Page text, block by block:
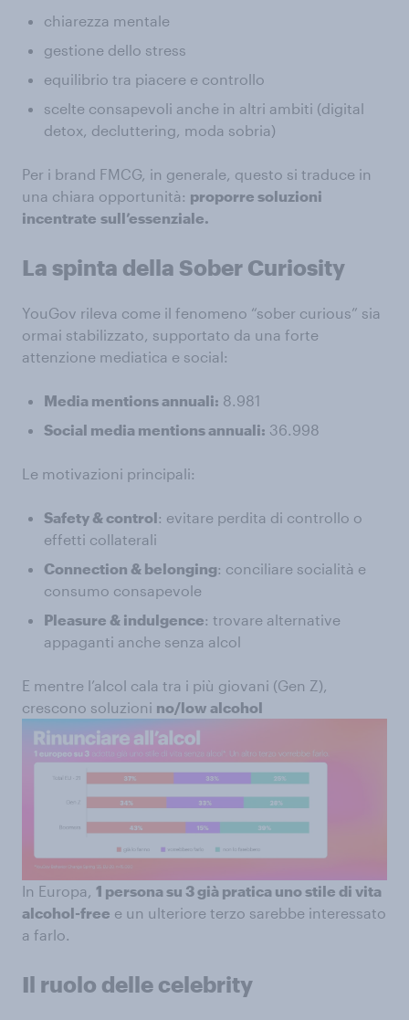
chiarezza mentale
gestione dello stress
equilibrio tra piacere e controllo
scelte consapevoli anche in altri ambiti (digital
detox, decluttering, moda sobria)
Per i brand FMCG, in generale, questo si traduce in
una chiara opportunità: proporre soluzioni
incentrate sull’essenziale.
La spinta della Sober Curiosity
YouGov rileva come il fenomeno “sober curious” sia
ormai stabilizzato, supportato da una forte
attenzione mediatica e social:
Media mentions annuali: 8.981
Social media mentions annuali: 36.998
Le motivazioni principali:
Safety & control: evitare perdita di controllo o
effetti collaterali
Connection & belonging: conciliare socialità e
consumo consapevole
Pleasure & indulgence: trovare alternative
appaganti anche senza alcol
E mentre l’alcol cala tra i più giovani (Gen Z),
crescono soluzioni no/low alcohol
In Europa, 1 persona su 3 già pratica uno stile di vita
alcohol-free e un ulteriore terzo sarebbe interessato
a farlo.
Il ruolo delle celebrity